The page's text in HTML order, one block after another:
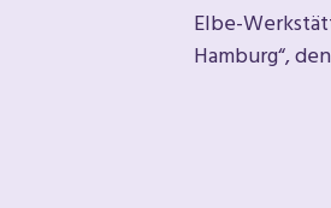
Elbe-
Hamburg“,